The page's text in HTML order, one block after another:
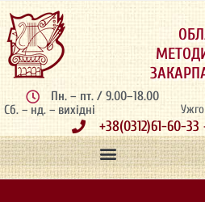
Пн. – пт. / 9.00–18.00
Сб. – нд. – вихідні
+38(0312)61-60-